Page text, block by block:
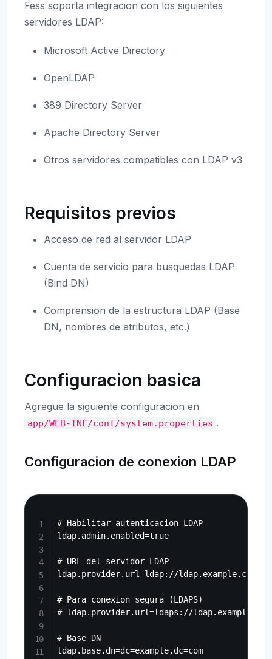
Fess soporta integracion con los siguientes
servidores LDAP:
Microsoft Active Directory
OpenLDAP
389 Directory Server
Apache Directory Server
Otros servidores compatibles con LDAP v3
Requisitos previos
Acceso de red al servidor LDAP
Cuenta de servicio para busquedas LDAP
(Bind DN)
Comprension de la estructura LDAP (Base
DN, nombres de atributos, etc.)
Configuracion basica
Agregue la siguiente configuracion en
app/WEB-INF/conf/system.properties .
Configuracion de conexion LDAP
# Habilitar autenticacion LDAP
ldap.admin.enabled=true
# URL del servidor LDAP
ldap.provider.url=ldap://
# Para conexion segura (LDAPS)
# ldap.provider.url=ldaps://
# Base DN
ldap.base.dn=dc=example,dc=com